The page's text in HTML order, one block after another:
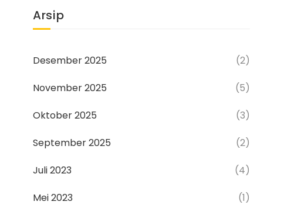
Arsip
Desember 2025 (2)
November 2025 (5)
Oktober 2025 (3)
September 2025 (2)
Juli 2023 (4)
Mei 2023 (1)